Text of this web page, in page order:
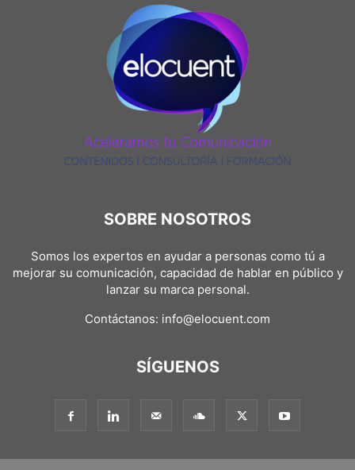
SOBRE NOSOTROS
Somos los expertos en ayudar a personas como tú a
mejorar su comunicación, capacidad de hablar en público y
lanzar su marca personal.
Contáctanos: info@elocuent.com
SÍGUENOS